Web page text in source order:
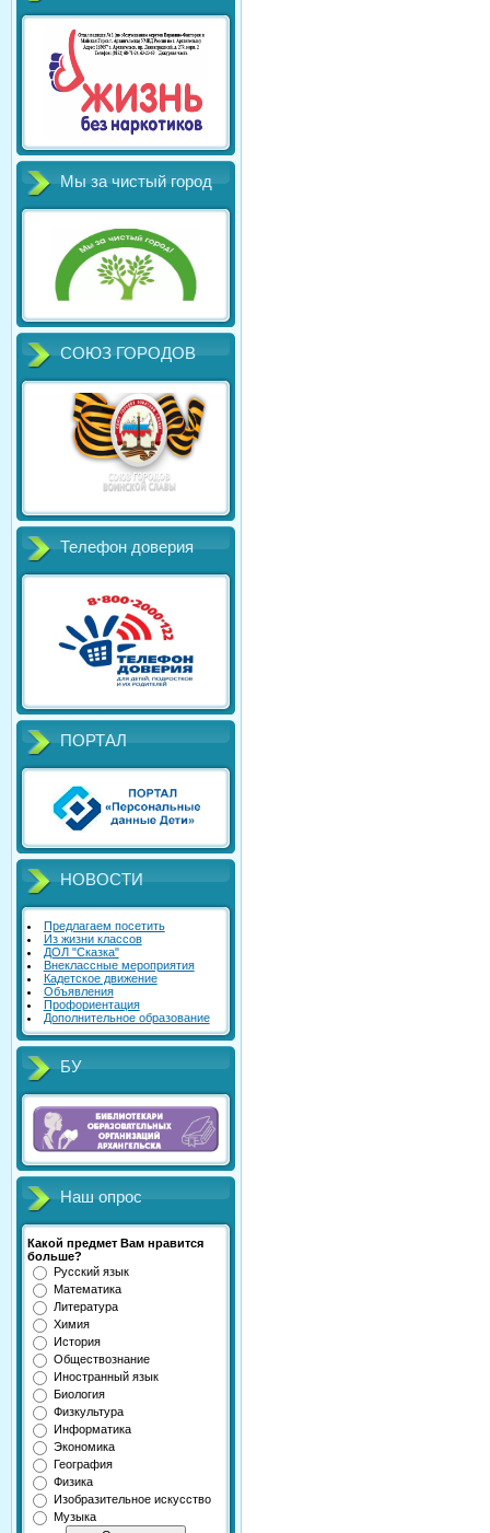
Мы за чистый город
СОЮЗ ГОРОДОВ
Телефон доверия
ПОРТАЛ
НОВОСТИ
Предлагаем посетить
Из жизни классов
ДОЛ "Сказка"
Внеклассные мероприятия
Кадетское движение
Объявления
Профориентация
Дополнительное образование
БУ
Наш опрос
Какой предмет Вам нравится
больше?
Русский язык
Математика
Литература
Химия
История
Обществознание
Иностранный язык
Биология
Физкультура
Информатика
Экономика
География
Физика
Изобразительное искусство
Музыка